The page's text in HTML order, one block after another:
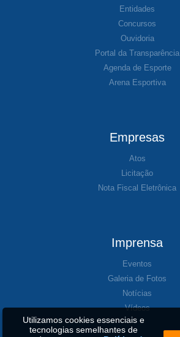
Entidades
Concursos
Ouvidoria
Portal da Transparência
Agenda de Esporte
Arena Esportiva
Empresas
Atos
Licitação
Nota Fiscal Eletrônica
Imprensa
Eventos
Galeria de Fotos
Notícias
Vídeos
Utilizamos cookies essenciais e
tecnologias semelhantes de